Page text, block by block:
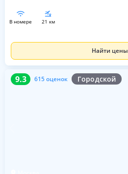
в номере 21 км
Найти цены
9.3 615 оценок Городской
9.3 615 оценок